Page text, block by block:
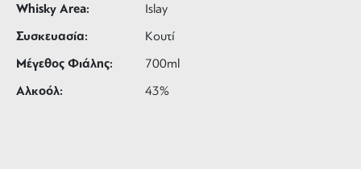
Whisky Area: Islay
Συσκευασία: Κουτί
Μέγεθος Φιάλης: 700ml
Αλκοόλ: 43%